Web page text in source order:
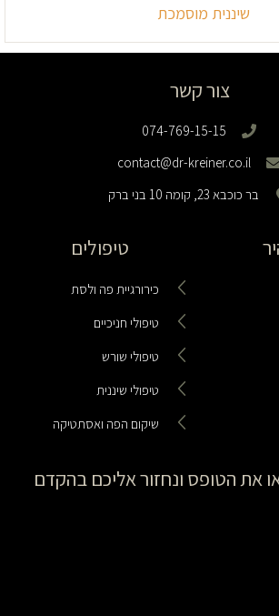
שיננית מוסמכת
צור קשר
074-769-15-15
contact@dr-kreiner.co.il
בר כוכבא 23, קומה 10 בני ברק
טיפולים
כירורגיית פה ולסת
טיפולי חניכיים
טיפולי שורש
טיפולי שיננית
שיקום הפה ואסתטיקה
את הטופס ונחזור אליכם בהקדם